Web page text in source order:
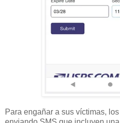
Para engañar a sus víctimas,